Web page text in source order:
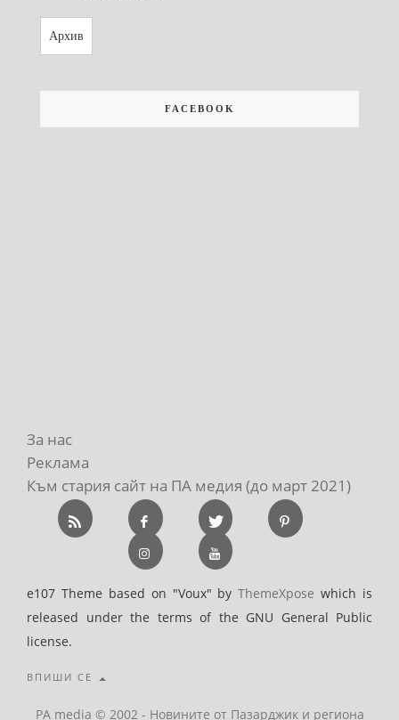
Архив
FACEBOOK
За нас
Реклама
Към стария сайт на ПА медия (до март 2021)
e107 Theme based on "Voux" byThemeXpose which is
released under the terms of the GNU General Public
license.
ВПИШИ СЕ
PA media © 2002 - Новините от Пазарджик и региона